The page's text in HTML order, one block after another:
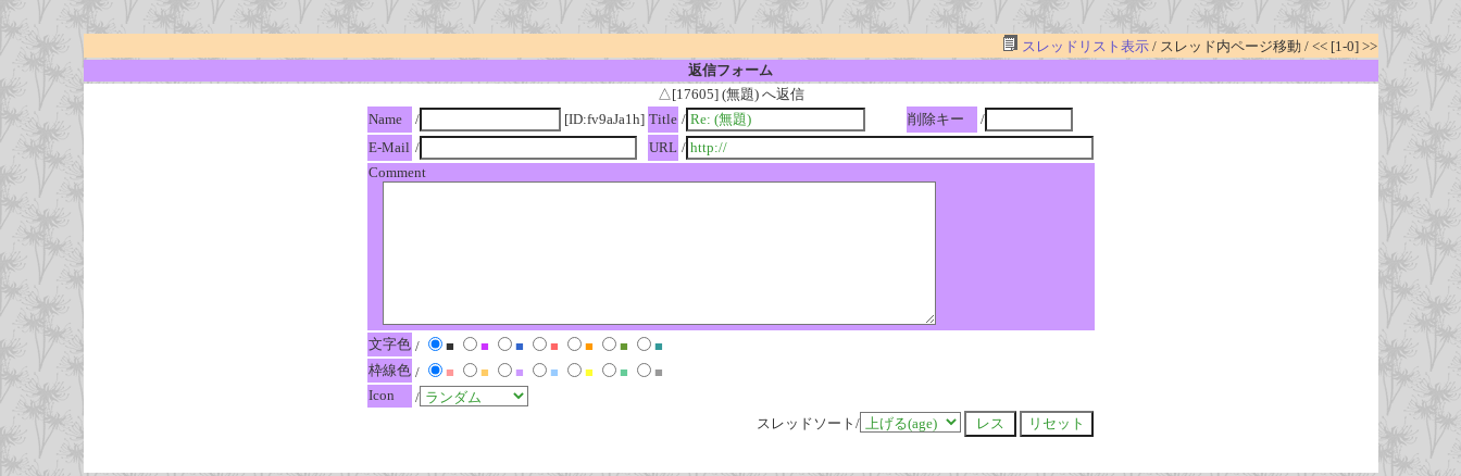
スレッドリスト表示/ スレッド内ページ移動 / << [1-0] >>
返信フォーム
△[17605] (無題) へ返信
Name
/ [ID:fv9aJa1h] Title / 削除キー
/
E-Mail / URL /
Comment
文字色 / ■ ■ ■ ■ ■ ■
■
枠線色 / ■ ■ ■ ■ ■ ■
■
Icon
/
スレッドソート/